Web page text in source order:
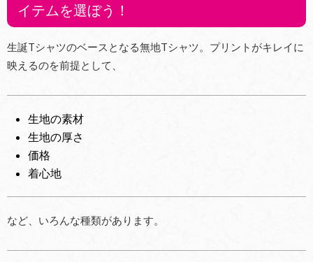
イテムを選ぼう！
生誕Tシャツのベースとなる無地Tシャツ。プリントがキレイに
映えるのを前提として、
生地の素材
生地の厚さ
価格
着心地
など、いろんな種類があります。